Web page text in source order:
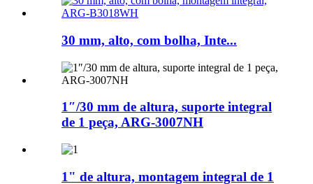
30 mm, alto, com bolha, Inte...
1″/30 mm de altura, suporte integral
de 1 peça, ARG-3007NH
1" de altura, montagem integral de 1